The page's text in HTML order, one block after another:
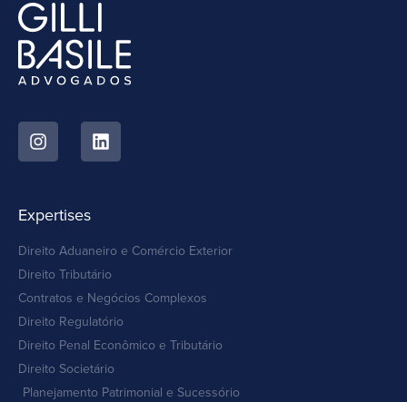
Expertises
Direito Aduaneiro e Comércio Exterior
Direito Tributário
Contratos e Negócios Complexos
Direito Regulatório
Direito Penal Econômico e Tributário
Direito Societário
Planejamento Patrimonial e Sucessório